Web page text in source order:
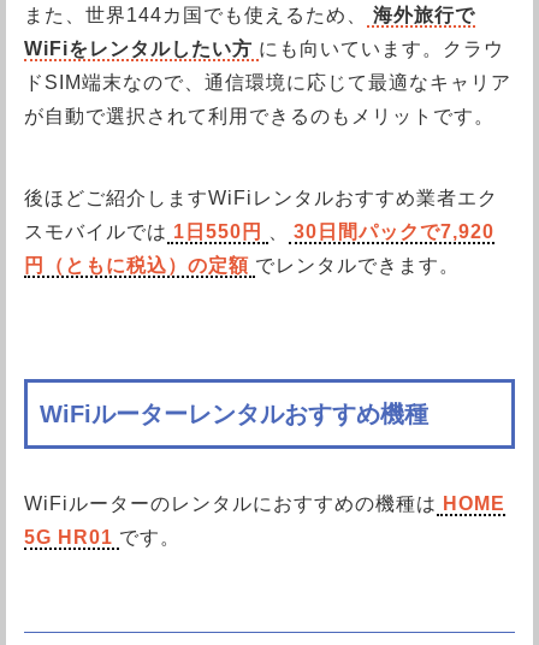
また、世界144カ国でも使えるため、
海外旅行で
WiFiをレンタルしたい方 にも向いています。クラウ
ドSIM端末なので、通信環境に応じて最適なキャリア
が自動で選択されて利用できるのもメリットです。
後ほどご紹介しますWiFiレンタルおすすめ業者エク
スモバイルでは 1日550円
30日間パックで7,920
円（ともに税込）の定額 でレンタルできます。
WiFiルーターレンタルおすすめ機種
WiFiルーターのレンタルにおすすめの機種は HOME
5G HR01 です。